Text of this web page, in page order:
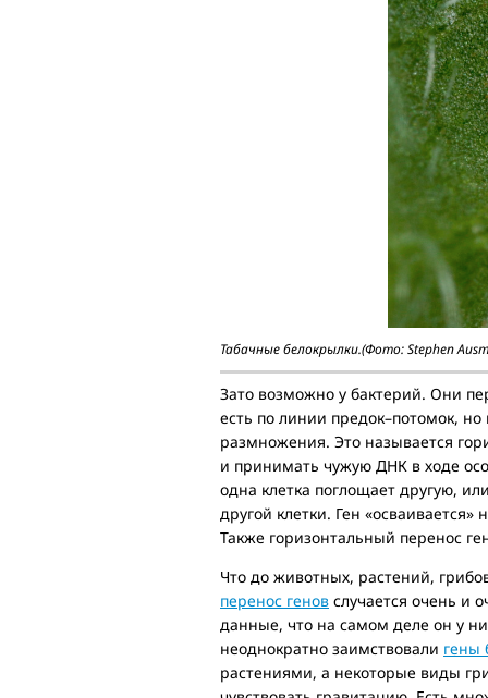
Табачные белокрылки.(Фото: Stephen
Зато возможно у бактерий. Они
есть по линии предок–потомок, но
размножения. Это называется
и принимать чужую ДНК в ходе
одна клетка поглощает другую,
другой клетки. Ген
Также горизонтальный перенос
Что до животных, растений,
перенос генов случается очень и
данные, что на самом деле он у
неоднократно заимствовали гены
растениями, а некоторые виды